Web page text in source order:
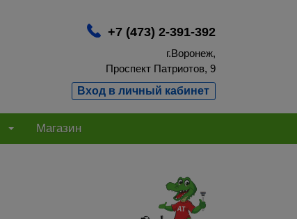
+7 (473) 2-391-392
г.Воронеж,
Проспект Патриотов, 9
Вход в личный кабинет
Магазин